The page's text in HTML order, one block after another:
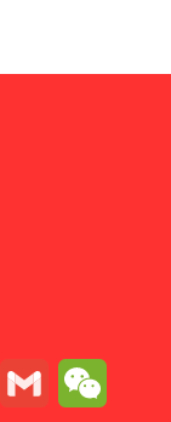
Messenger
Gmail